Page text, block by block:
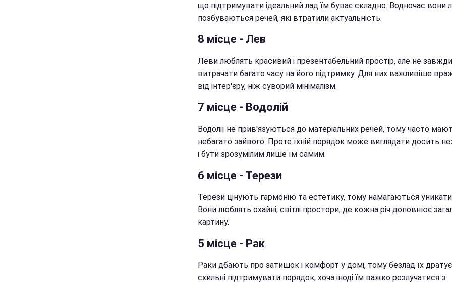
що підтримувати ідеальний лад їм буває складно. Водночас вони
позбуваються речей, які втратили актуальність.
8 місце - Лев
Леви люблять красивий і презентабельний простір, але не завжди
витрачати багато часу на його підтримку. Для них важливіше
від інтер'єру, ніж суворий мінімалізм.
7 місце - Водолій
Водолії не прив'язуються до матеріальних речей, тому часто
небагато зайвого. Проте їхній порядок може виглядати досить
і бути зрозумілим лише їм самим.
6 місце - Терези
Терези цінують гармонію та естетику, тому намагаються уникати
Вони люблять охайні, світлі простори, де кожна річ доповнює
картину.
5 місце - Рак
Раки дбають про затишок і комфорт у домі, тому безлад їх
схильні підтримувати порядок, хоча іноді їм важко розлучатися з